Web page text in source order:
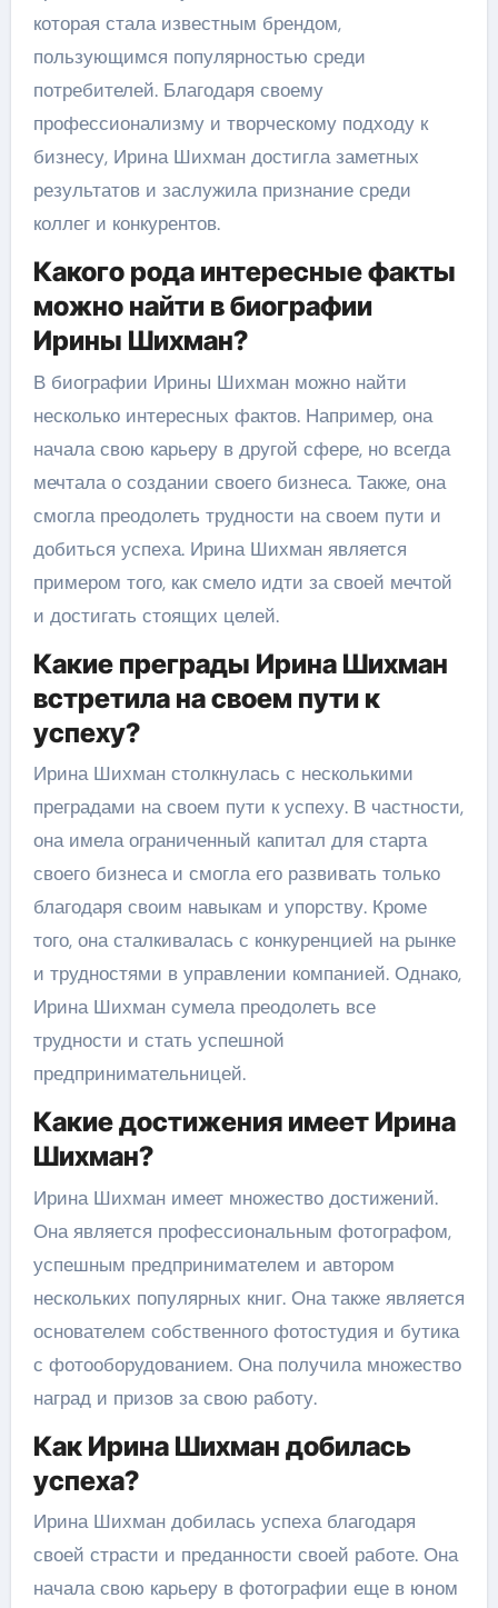
которая стала известным брендом,
пользующимся популярностью среди
потребителей. Благодаря своему
профессионализму и творческому подходу к
бизнесу, Ирина Шихман достигла заметных
результатов и заслужила признание среди
коллег и конкурентов.
Какого рода интересные факты
можно найти в биографии
Ирины Шихман?
В биографии Ирины Шихман можно найти
несколько интересных фактов. Например, она
начала свою карьеру в другой сфере, но всегда
мечтала о создании своего бизнеса. Также, она
смогла преодолеть трудности на своем пути и
добиться успеха. Ирина Шихман является
примером того, как смело идти за своей мечтой
и достигать стоящих целей.
Какие преграды Ирина Шихман
встретила на своем пути к
успеху?
Ирина Шихман столкнулась с несколькими
преградами на своем пути к успеху. В частности,
она имела ограниченный капитал для старта
своего бизнеса и смогла его развивать только
благодаря своим навыкам и упорству. Кроме
того, она сталкивалась с конкуренцией на рынке
и трудностями в управлении компанией. Однако,
Ирина Шихман сумела преодолеть все
трудности и стать успешной
предпринимательницей.
Какие достижения имеет Ирина
Шихман?
Ирина Шихман имеет множество достижений.
Она является профессиональным фотографом,
успешным предпринимателем и автором
нескольких популярных книг. Она также является
основателем собственного фотостудия и бутика
с фотооборудованием. Она получила множество
наград и призов за свою работу.
Как Ирина Шихман добилась
успеха?
Ирина Шихман добилась успеха благодаря
своей страсти и преданности своей работе. Она
начала свою карьеру в фотографии еще в юном